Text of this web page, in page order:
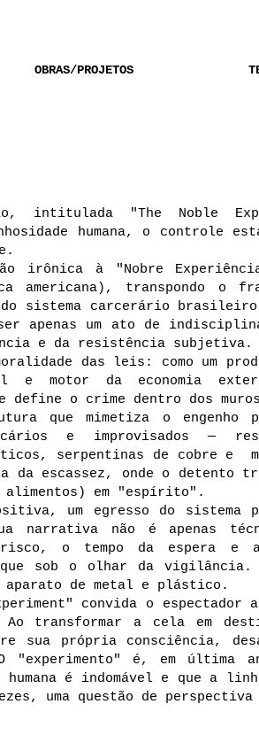
intitulada "The Noble
humana, o controle
irônica à "Nobre
americana), transpondo o
sistema carcerário
apenas um ato de
e da resistência subjetiva.
das leis: como um
e motor da economia
define o crime dentro dos
que mimetiza o engenho
e improvisados —
serpentinas de cobre e
da escassez, onde o detento
em "espírito".
um egresso do sistema
narrativa não é apenas
o tempo da espera e
sob o olhar da vigilância.
aparato de metal e plástico.
convida o
Ao transformar a cela em
sua própria consciência,
"experimento" é, em última
é indomável e que a
uma questão de perspectiva
OBRAS/PROJETOS